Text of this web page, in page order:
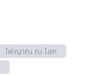
ไพ่ญาณ ณ โลก